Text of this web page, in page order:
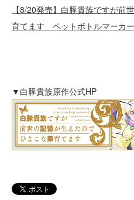
【8/20発売】白豚貴族ですが前
育てます ペットボトルマーカー
▼白豚貴族原作公式HP